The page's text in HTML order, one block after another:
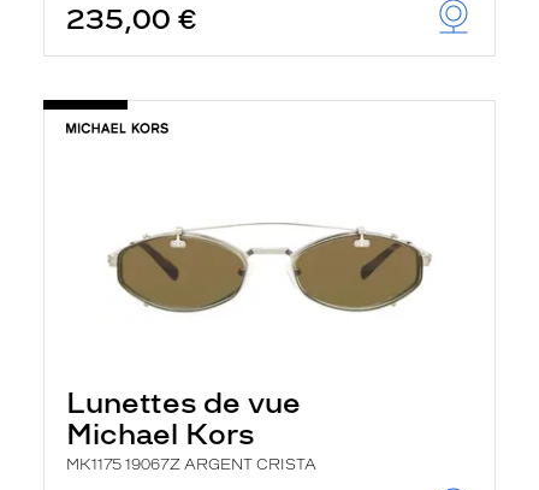
235,00 €
Lunettes de vue
Michael Kors
MK1175 19067Z ARGENT CRISTA